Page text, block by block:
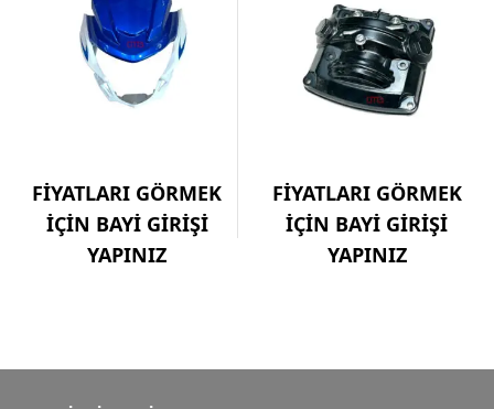
FİYATLARI GÖRMEK
İÇİN BAYİ GİRİŞİ
YAPINIZ
FİYATLARI GÖRMEK
İÇİN BAYİ GİRİŞİ
YAPINIZ